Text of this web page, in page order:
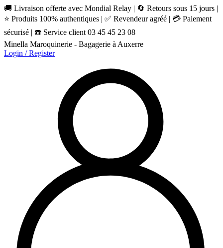
🚚 Livraison offerte avec Mondial Relay | 🔄 Retours sous 15 jours |
⭐ Produits 100% authentiques | ✅ Revendeur agréé | 💳 Paiement
sécurisé | ☎️ Service client 03 45 45 23 08
Minella Maroquinerie - Bagagerie à Auxerre
Login / Register